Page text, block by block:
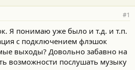
#1
Я понимаю уже было и т.д. и т.п.
с подключением флэшок
выходы? Довольно забавно на
возможности послушать музыку